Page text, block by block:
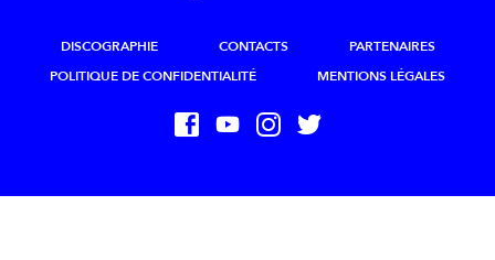
DISCOGRAPHIE CONTACTS
PARTENAIRES
POLITIQUE DE CONFIDENTIALITÉ
MENTIONS LÉGALES